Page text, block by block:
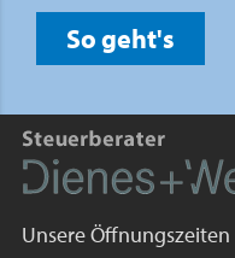
So geht's
Unsere Öffnungszeiten